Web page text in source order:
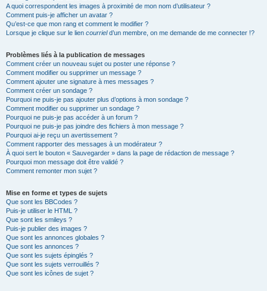
A quoi correspondent les images à proximité de mon nom d’utilisateur ?
Comment puis-je afficher un avatar ?
Qu’est-ce que mon rang et comment le modifier ?
Lorsque je clique sur le lien courrield’un membre, on me demande de me connecter !?
Problèmes liés à la publication de messages
Comment créer un nouveau sujet ou poster une réponse ?
Comment modifier ou supprimer un message ?
Comment ajouter une signature à mes messages ?
Comment créer un sondage ?
Pourquoi ne puis-je pas ajouter plus d’options à mon sondage ?
Comment modifier ou supprimer un sondage ?
Pourquoi ne puis-je pas accéder à un forum ?
Pourquoi ne puis-je pas joindre des fichiers à mon message ?
Pourquoi ai-je reçu un avertissement ?
Comment rapporter des messages à un modérateur ?
À quoi sert le bouton « Sauvegarder » dans la page de rédaction de message ?
Pourquoi mon message doit être validé ?
Comment remonter mon sujet ?
Mise en forme et types de sujets
Que sont les BBCodes ?
Puis-je utiliser le HTML ?
Que sont les smileys ?
Puis-je publier des images ?
Que sont les annonces globales ?
Que sont les annonces ?
Que sont les sujets épinglés ?
Que sont les sujets verrouillés ?
Que sont les icônes de sujet ?